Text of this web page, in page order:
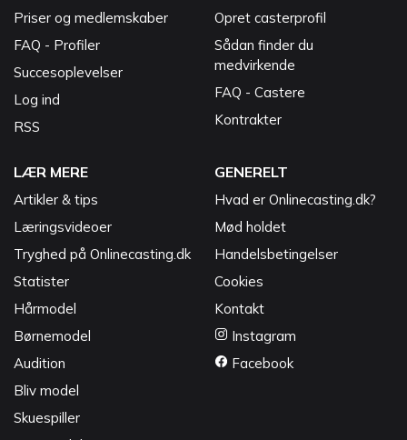
Priser og medlemskaber
FAQ - Profiler
Succesoplevelser
Log ind
RSS
Opret casterprofil
Sådan finder du
medvirkende
FAQ - Castere
Kontrakter
LÆR MERE
Artikler & tips
Læringsvideoer
Tryghed på Onlinecasting.dk
Statister
Hårmodel
Børnemodel
Audition
Bliv model
Skuespiller
GENERELT
Hvad er Onlinecasting.dk?
Mød holdet
Handelsbetingelser
Cookies
Kontakt
Instagram
Facebook